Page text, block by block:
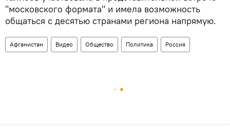
"московского формата" и имела возможность
общаться с десятью странами региона напрямую.
Афганистан Видео Общество Политика Россия